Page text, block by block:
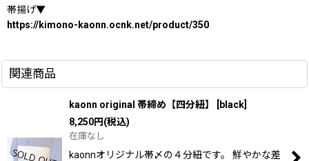
帯揚げ▼
https://kimono-kaonn.ocnk.net/product/350
関連商品
kaonn original 帯締め【四分紐】 black
8,250円(税込)
在庫なし
kaonnオリジナル帯〆の４分紐です。 鮮やかな差